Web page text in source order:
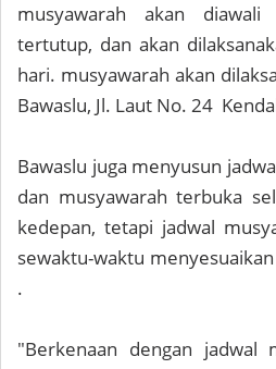
musyawarah akan diawali
tertutup, dan akan
hari. musyawarah akan
Bawaslu, Jl. Laut No. 24
Bawaslu juga menyusun
dan musyawarah terbuka
kedepan, tetapi jadwal
sewaktu-waktu
.
"Berkenaan dengan jadwal